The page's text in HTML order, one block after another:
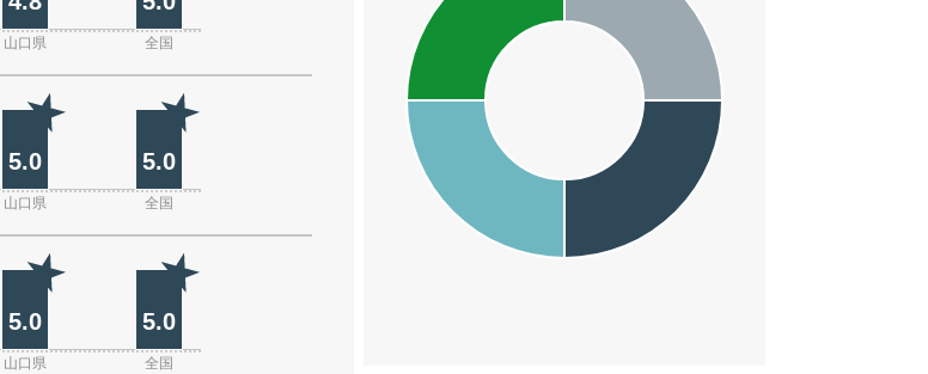
山口県 全国
5.0 5.0
山口県 全国
5.0 5.0
山口県 全国